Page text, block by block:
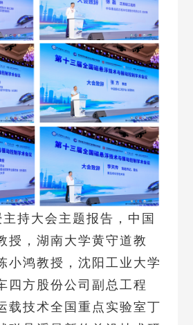
持大会主题报告，中国
授，湖南大学黄守道教
小鸿教授，沈阳工业大学
四方股份公司副总工程
载技术全国重点实验室丁